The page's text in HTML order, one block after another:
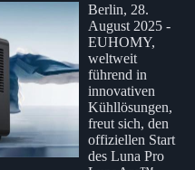
Berlin, 28.
August 2025 -
EUHOMY,
weltweit
führend in
innovativen
Kühllösungen,
freut sich, den
offiziellen Start
des Luna Pro